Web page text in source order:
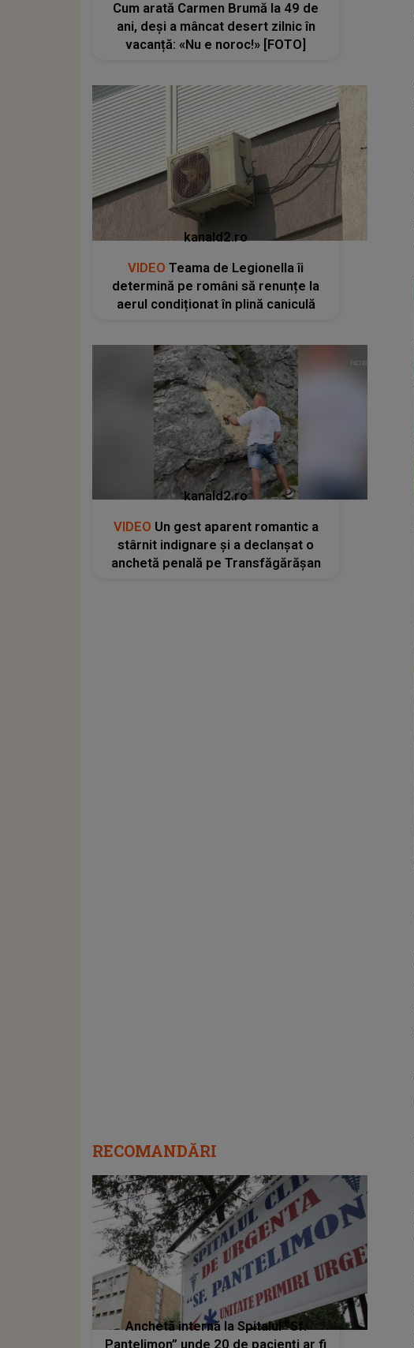
Cum arată Carmen Brumă la 49 de
ani, deși a mâncat desert zilnic în
vacanță: «Nu e noroc!» [FOTO]
kanald2.ro
VIDEO Teama de Legionella îi
determină pe români să renunțe la
aerul condiționat în plină caniculă
kanald2.ro
VIDEO Un gest aparent romantic a
stârnit indignare și a declanșat o
anchetă penală pe Transfăgărășan
RECOMANDĂRI
Anchetă internă la Spitalul ”Sf.
Pantelimon” unde 20 de pacienţi ar fi